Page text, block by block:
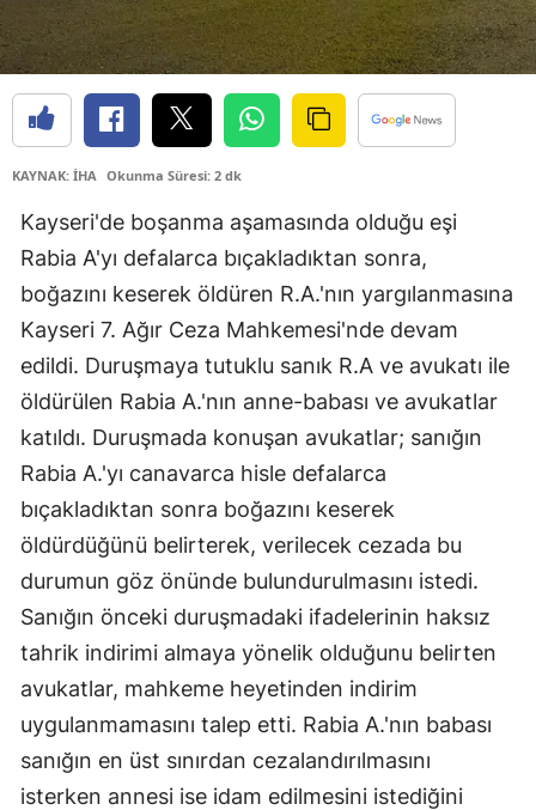
KAYNAK: İHA Okunma Süresi: 2 dk
Kayseri'de boşanma aşamasında olduğu eşi
Rabia A'yı defalarca bıçakladıktan sonra,
boğazını keserek öldüren R.A.'nın yargılanmasına
Kayseri 7. Ağır Ceza Mahkemesi'nde devam
edildi. Duruşmaya tutuklu sanık R.A ve avukatı ile
öldürülen Rabia A.'nın anne-babası ve avukatlar
katıldı. Duruşmada konuşan avukatlar; sanığın
Rabia A.'yı canavarca hisle defalarca
bıçakladıktan sonra boğazını keserek
öldürdüğünü belirterek, verilecek cezada bu
durumun göz önünde bulundurulmasını istedi.
Sanığın önceki duruşmadaki ifadelerinin haksız
tahrik indirimi almaya yönelik olduğunu belirten
avukatlar, mahkeme heyetinden indirim
uygulanmamasını talep etti. Rabia A.'nın babası
sanığın en üst sınırdan cezalandırılmasını
isterken annesi ise idam edilmesini istediğini